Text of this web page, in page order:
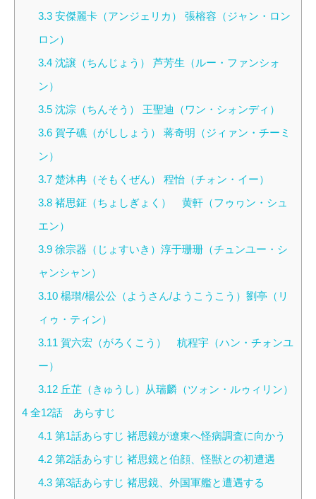
3.3安傑麗卡（アンジェリカ） 張榕容（ジャン・ロン
ロン）
3.4沈譲（ちんじょう） 芦芳生（ルー・ファンシォ
ン）
3.5沈淙（ちんそう） 王聖迪（ワン・シォンディ）
3.6賀子礁（がししょう） 蒋奇明（ジィァン・チーミ
ン）
3.7楚沐冉（そもくぜん） 程怡（チォン・イー）
3.8褚思鉦（ちょしぎょく） 黄軒（フゥヮン・シュ
エン）
3.9徐宗器（じょすいき）淳于珊珊（チュンユー・シ
ャンシャン）
3.10楊瓉/楊公公（ようさん/ようこうこう）劉亭（リ
ィゥ・ティン）
3.11 賀六宏（がろくこう） 杭程宇（ハン・チォンユ
ー）
3.12丘芷（きゅうし）从瑞麟（ツォン・ルゥィリン）
4 全12話 あらすじ
4.1 第1話あらすじ 褚思鏡が遼東へ怪病調査に向かう
4.2第2話あらすじ 褚思鏡と伯顔、怪獣との初遭遇
4.3第3話あらすじ 褚思鏡、外国軍艦と遭遇する